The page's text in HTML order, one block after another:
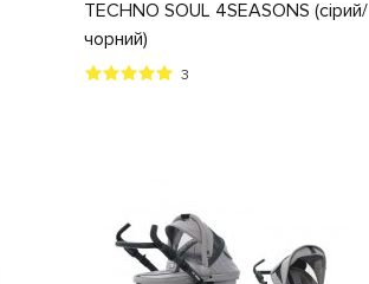
TECHNO SOUL 4SEASONS (сірий/
чорний)
3